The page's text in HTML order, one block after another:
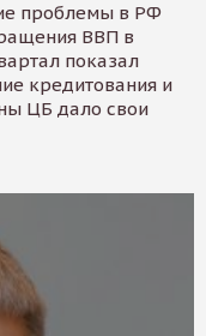
проблемы в РФ
ВВП в
показал
кредитования и
ЦБ дало свои